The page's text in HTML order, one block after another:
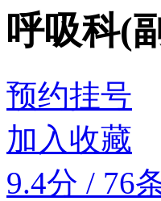
呼吸科(
预约挂号
加入收藏
9.4分 / 76